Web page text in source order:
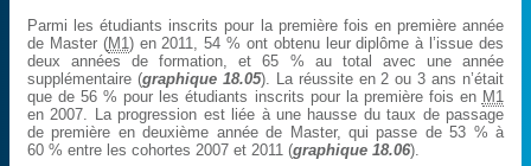
Parmi les étudiants inscrits pour la première fois en première année
de Master (M1 ) en 2011, 54 % ont obtenu leur diplôme à l’issue des
deux années de formation, et 65 % au total avec une année
supplémentaire (graphique 18.05). La réussite en 2 ou 3 ans n’était
que de 56 % pour les étudiants inscrits pour la première fois en M1
en 2007. La progression est liée à une hausse du taux de passage
de première en deuxième année de Master, qui passe de 53 % à
60 % entre les cohortes 2007 et 2011 (graphique 18.06).